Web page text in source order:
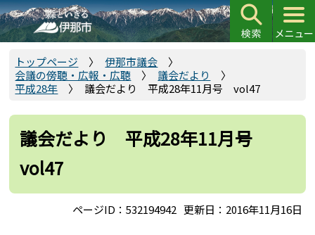
こ
の
ペ
先
トップページ
伊那市議会
会議の傍聴・広報・広聴
議会だより
平成28年
議会だより 平成28年11月号 vol47
議会だより 平成28年11月号
vol47
ページID：532194942 更新日：2016年11月16日